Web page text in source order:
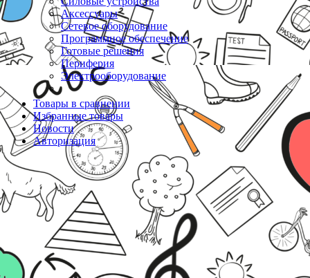
Аксессуары
Сетевое оборудование
Программное обеспечение
Готовые решения
Периферия
Электрооборудование
Товары в сравнении
Избранные товары
Новости
Авторизация